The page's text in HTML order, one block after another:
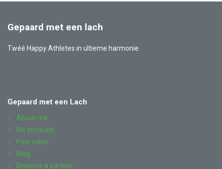
Gepaard met een lach
Twéé Happy Athletes in ultieme harmonie
Gepaard met een Lach
About me
My products
Free video
Blog
Become a partner